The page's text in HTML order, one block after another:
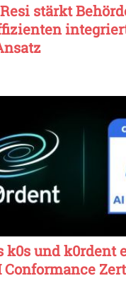
stärkt
k0s und k0rdent
Conformance